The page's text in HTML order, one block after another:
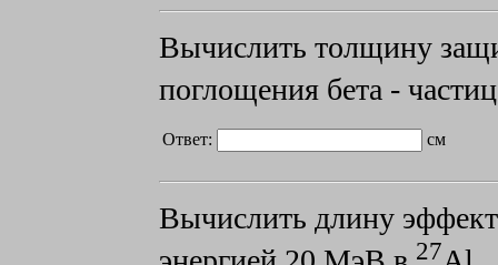
Вычислить толщину
поглощения бета -
Ответ: см
Вычислить длину
27